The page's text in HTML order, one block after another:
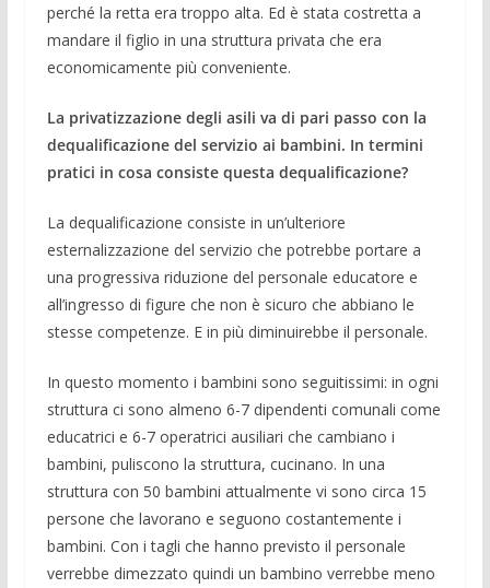
perché la retta era troppo alta. Ed è stata costretta a
mandare il figlio in una struttura privata che era
economicamente più conveniente.
La privatizzazione degli asili va di pari passo con la
dequalificazione del servizio ai bambini. In termini
pratici in cosa consiste questa dequalificazione?
La dequalificazione consiste in un’ulteriore
esternalizzazione del servizio che potrebbe portare a
una progressiva riduzione del personale educatore e
all’ingresso di figure che non è sicuro che abbiano le
stesse competenze. E in più diminuirebbe il personale.
In questo momento i bambini sono seguitissimi: in ogni
struttura ci sono almeno 6-7 dipendenti comunali come
educatrici e 6-7 operatrici ausiliari che cambiano i
bambini, puliscono la struttura, cucinano. In una
struttura con 50 bambini attualmente vi sono circa 15
persone che lavorano e seguono costantemente i
bambini. Con i tagli che hanno previsto il personale
verrebbe dimezzato quindi un bambino verrebbe meno